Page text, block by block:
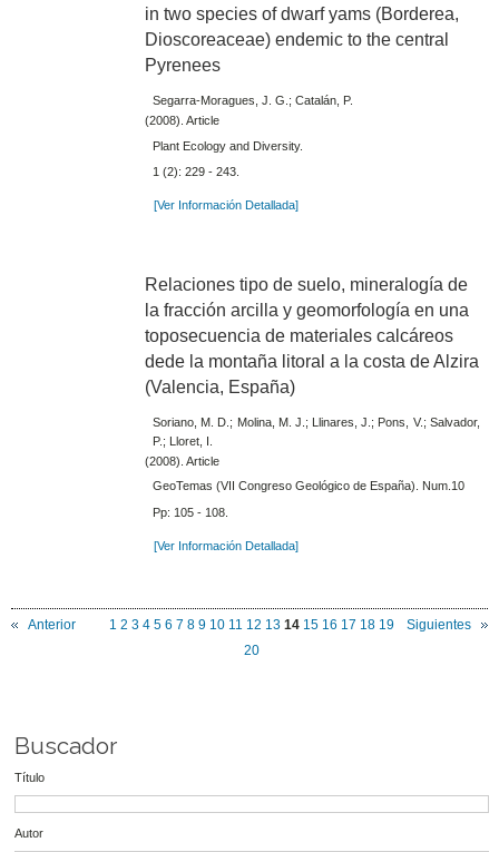
in two species of dwarf yams (Borderea,
Dioscoreaceae) endemic to the central
Pyrenees
Segarra-Moragues, J. G.; Catalán, P.
(2008). Article
Plant Ecology and Diversity.
1 (2): 229 - 243.
[Ver Información Detallada]
Relaciones tipo de suelo, mineralogía de
la fracción arcilla y geomorfología en una
toposecuencia de materiales calcáreos
dede la montaña litoral a la costa de Alzira
(Valencia, España)
Soriano, M. D.; Molina, M. J.; Llinares, J.; Pons, V.; Salvador,
P.; Lloret, I.
(2008). Article
GeoTemas (VII Congreso Geológico de España). Num.10
Pp: 105 - 108.
[Ver Información Detallada]
Anterior Siguientes
1 2 3 4 5 6 7 8 9 10 11 12 13 14 15 16 17 18 19
20
Buscador
Título
Autor